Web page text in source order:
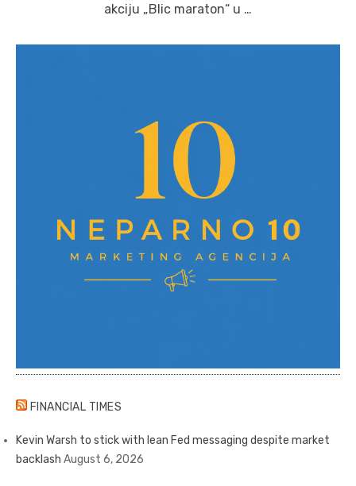
akciju „Blic maraton“ u …
FINANCIAL TIMES
Kevin Warsh to stick with lean Fed messaging despite market
backlash August 6, 2026